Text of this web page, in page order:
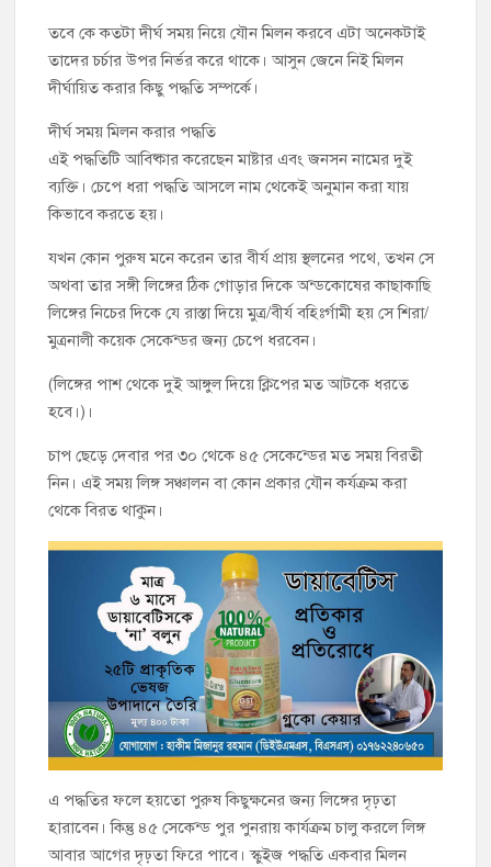
তবে কে কতটা দীর্ঘ সময় নিয়ে যৌন মিলন করবে এটা অনেকটাই
তাদের চর্চার উপর নির্ভর করে থাকে। আসুন জেনে নিই মিলন
দীর্ঘায়িত করার কিছু পদ্ধতি সম্পর্কে।
দীর্ঘ সময় মিলন করার পদ্ধতি
এই পদ্ধতিটি আবিষ্কার করেছেন মাষ্টার এবং জনসন নামের দুই
ব্যক্তি। চেপে ধরা পদ্ধতি আসলে নাম থেকেই অনুমান করা যায়
কিভাবে করতে হয়।
যখন কোন পুরুষ মনে করেন তার বীর্য প্রায় স্থলনের পথে, তখন সে
অথবা তার সঙ্গী লিঙ্গের ঠিক গোড়ার দিকে অন্ডকোষের কাছাকাছি
লিঙ্গের নিচের দিকে যে রাস্তা দিয়ে মুত্র/বীর্য বহিঃর্গামী হয় সে শিরা/
মুত্রনালী কয়েক সেকেন্ডর জন্য চেপে ধরবেন।
(লিঙ্গের পাশ থেকে দুই আঙ্গুল দিয়ে ক্লিপের মত আটকে ধরতে
হবে।)।
চাপ ছেড়ে দেবার পর ৩০ থেকে ৪৫ সেকেন্ডের মত সময় বিরতী
নিন। এই সময় লিঙ্গ সঞ্চালন বা কোন প্রকার যৌন কর্যক্রম করা
থেকে বিরত থাকুন।
এ পদ্ধতির ফলে হয়তো পুরুষ কিছুক্ষনের জন্য লিঙ্গের দৃঢ়তা
হারাবেন। কিন্তু ৪৫ সেকেন্ড পুর পুনরায় কার্যক্রম চালু করলে লিঙ্গ
আবার আগের দৃঢ়তা ফিরে পাবে। স্কুইজ পদ্ধতি একবার মিলন